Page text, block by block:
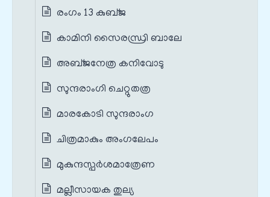
രംഗം 13 കുബ്ജ
കാമിനി സൈരന്ധ്രി ബാലേ
അബ്ജനേത്ര കനിവോടു
സുന്ദരാംഗി ചെറ്റുതത്ര
മാരകോടി സുന്ദരാംഗ
ചിത്രമാകും അംഗലേപം
മുകുന്ദസ്പർശമാത്രേണ
മല്ലീസായക തുല്യ